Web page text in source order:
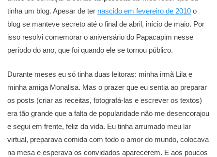
tinha um blog. Apesar de ter nascido em fevereiro de 2010 o
blog se manteve secreto até o final de abril, início de maio. Por
isso resolvi comemorar o aniversário do Papacapim nesse
período do ano, que foi quando ele se tornou público.
Durante meses eu só tinha duas leitoras: minha irmã Lila e
minha amiga Monalisa. Mas o prazer que eu sentia ao preparar
os posts (criar as receitas, fotografá-las e escrever os textos)
era tão grande que a falta de popularidade não me desencorajou
e segui em frente, feliz da vida. Eu tinha arrumado meu lar
virtual, preparava comida com todo o amor do mundo, colocava
na mesa e esperava os convidados aparecerem. E aos poucos